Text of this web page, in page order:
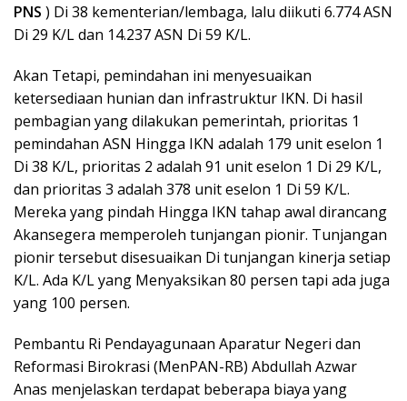
PNS ) Di 38 kementerian/lembaga, lalu diikuti 6.774 ASN
Di 29 K/L dan 14.237 ASN Di 59 K/L.
Akan Tetapi, pemindahan ini menyesuaikan
ketersediaan hunian dan infrastruktur IKN. Di hasil
pembagian yang dilakukan pemerintah, prioritas 1
pemindahan ASN Hingga IKN adalah 179 unit eselon 1
Di 38 K/L, prioritas 2 adalah 91 unit eselon 1 Di 29 K/L,
dan prioritas 3 adalah 378 unit eselon 1 Di 59 K/L.
Mereka yang pindah Hingga IKN tahap awal dirancang
Akansegera memperoleh tunjangan pionir. Tunjangan
pionir tersebut disesuaikan Di tunjangan kinerja setiap
K/L. Ada K/L yang Menyaksikan 80 persen tapi ada juga
yang 100 persen.
Pembantu Ri Pendayagunaan Aparatur Negeri dan
Reformasi Birokrasi (MenPAN-RB) Abdullah Azwar
Anas menjelaskan terdapat beberapa biaya yang